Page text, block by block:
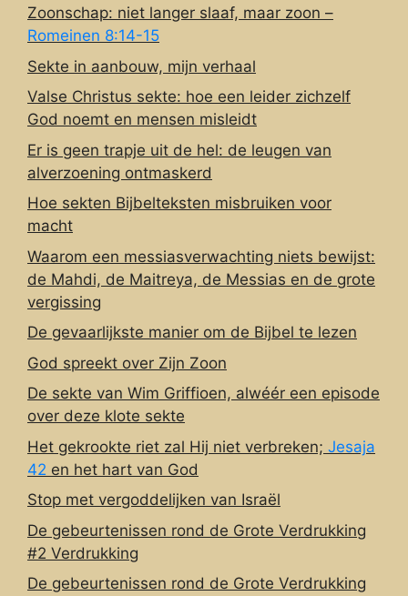
Zoonschap: niet langer slaaf, maar zoon –
Romeinen 8:14-15
Sekte in aanbouw, mijn verhaal
Valse Christus sekte: hoe een leider zichzelf
God noemt en mensen misleidt
Er is geen trapje uit de hel: de leugen van
alverzoening ontmaskerd
Hoe sekten Bijbelteksten misbruiken voor
macht
Waarom een messiasverwachting niets bewijst:
de Mahdi, de Maitreya, de Messias en de grote
vergissing
De gevaarlijkste manier om de Bijbel te lezen
God spreekt over Zijn Zoon
De sekte van Wim Griffioen, alwéér een episode
over deze klote sekte
Het gekrookte riet zal Hij niet verbreken; Jesaja
42 en het hart van God
Stop met vergoddelijken van Israël
De gebeurtenissen rond de Grote Verdrukking
#2 Verdrukking
De gebeurtenissen rond de Grote Verdrukking